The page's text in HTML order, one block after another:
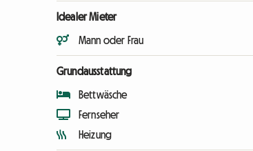
Idealer Mieter
Mann oder Frau
Grundausstattung
Bettwäsche
Fernseher
Heizung